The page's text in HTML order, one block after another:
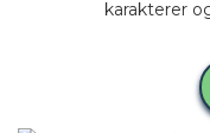
karakterer